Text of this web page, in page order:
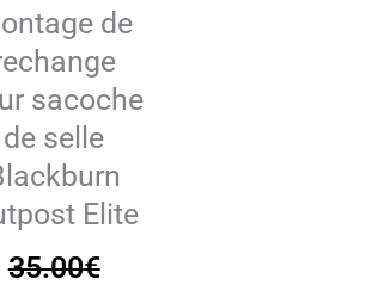
de
sacoche
de selle
Elite
35.00€